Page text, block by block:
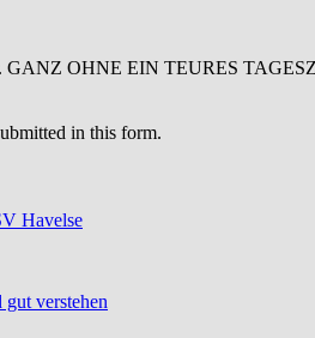
GANZ OHNE EIN TEURES
in this form.
Havelse
verstehen